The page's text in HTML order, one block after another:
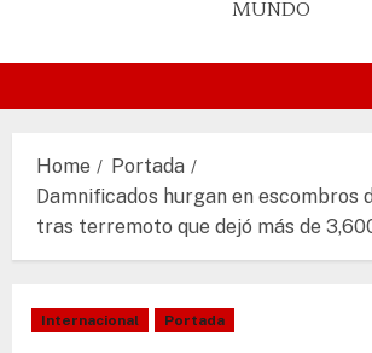
MUNDO
Home
Portada
Damnificados hurgan en escombros
tras terremoto que dejó más de
Internacional Portada